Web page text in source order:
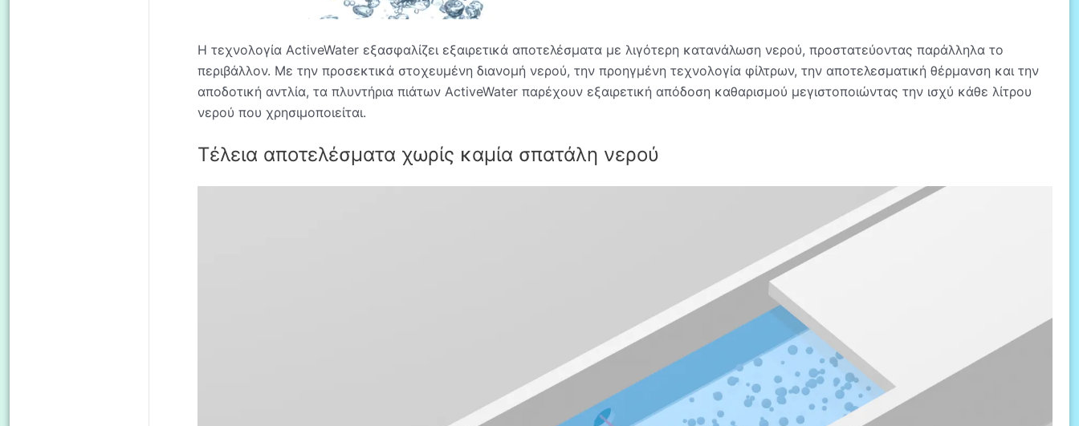
Η τεχνολογία ActiveWater εξασφαλίζει εξαιρετικά αποτελέσματα με λιγότερη κατανάλωση νερού, προστατεύοντας παράλληλα το
περιβάλλον. Με την προσεκτικά στοχευμένη διανομή νερού, την προηγμένη τεχνολογία φίλτρων, την αποτελεσματική θέρμανση και την
αποδοτική αντλία, τα πλυντήρια πιάτων ActiveWater παρέχουν εξαιρετική απόδοση καθαρισμού μεγιστοποιώντας την ισχύ κάθε λίτρου
νερού που χρησιμοποιείται.
Τέλεια αποτελέσματα χωρίς καμία σπατάλη νερού